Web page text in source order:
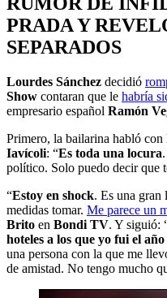
PRADA Y
SEPARADOS
Lourdes Sánchez decidió
Show contaran que le habría
empresario español Ramón
Primero, la bailarina habló con
Iavícoli: “Es toda una locura.
político. Solo puedo decir que
“Estoy en shock. Es una gran
medidas tomar. Me parece un
Brito en Bondi TV. Y siguió:
hoteles a los que yo fui el
una persona con la que me
de amistad. No tengo mucho